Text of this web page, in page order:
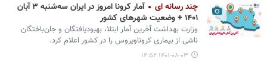
چند رسانه ای
آمار کرونا امروز در ایران سه‌شنبه ۳ آبان
۱۴۰۱ + وضعیت شهرهای کشور
وزارت بهداشت آخرین آمار ابتلا، بهبودیافتگان و جان‌باختگان
ناشی از بیماری کروناویروس را در کشور اعلام کرد.
۱۴۰۱-۰۸-۰۳ ۱۴:۵۲